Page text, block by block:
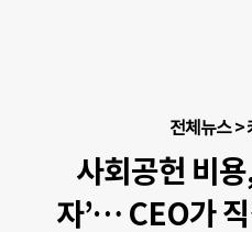
전체뉴스>
사회공헌 비
자’… CEO가